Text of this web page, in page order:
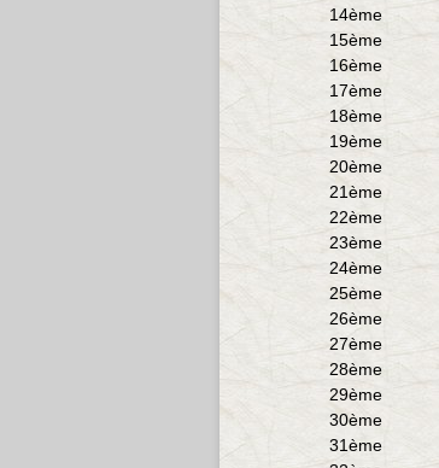
14ème
15ème
16ème
17ème
18ème
19ème
20ème
21ème
22ème
23ème
24ème
25ème
26ème
27ème
28ème
29ème
30ème
31ème